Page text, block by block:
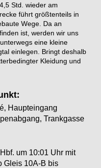
Std. wieder am
führt größtenteils in
Wege. Da an
ist, werden wir uns
eine kleine
einlegen. Bringt deshalb
Kleidung und
Haupteingang
Trankgasse
um 10:01 Uhr mit
Gleis 10A-B bis